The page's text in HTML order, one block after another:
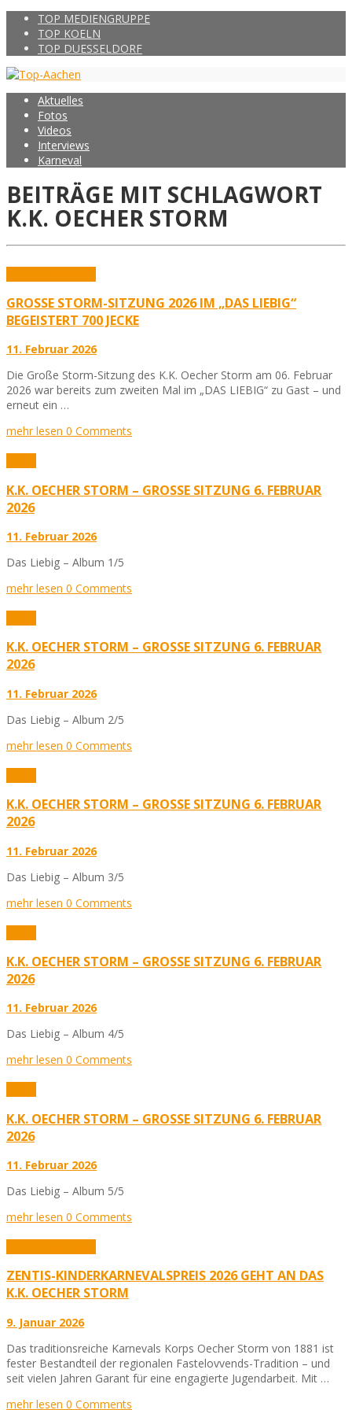
TOP MEDIENGRUPPE
TOP KOELN
TOP DUESSELDORF
Aktuelles
Fotos
Videos
Interviews
Karneval
BEITRÄGE MIT SCHLAGWORT
K.K. OECHER STORM
GROSSE STORM-SITZUNG 2026 IM „DAS LIEBIG“ B
EGEISTERT 700 JECKE
11. Februar 2026
Die Große Storm-Sitzung des K.K. Oecher Storm am 06. Februar
2026 war bereits zum zweiten Mal im „DAS LIEBIG“ zu Gast – und
erneut ein …
mehr lesen 0 Comments
K.K. OECHER STORM – GROSSE SITZUNG 6. FEBRUAR 2
026
11. Februar 2026
Das Liebig – Album 1/5
mehr lesen 0 Comments
K.K. OECHER STORM – GROSSE SITZUNG 6. FEBRUAR 2
026
11. Februar 2026
Das Liebig – Album 2/5
mehr lesen 0 Comments
K.K. OECHER STORM – GROSSE SITZUNG 6. FEBRUAR 2
026
11. Februar 2026
Das Liebig – Album 3/5
mehr lesen 0 Comments
K.K. OECHER STORM – GROSSE SITZUNG 6. FEBRUAR 2
026
11. Februar 2026
Das Liebig – Album 4/5
mehr lesen 0 Comments
K.K. OECHER STORM – GROSSE SITZUNG 6. FEBRUAR 2
026
11. Februar 2026
Das Liebig – Album 5/5
mehr lesen 0 Comments
ZENTIS-KINDERKARNEVALSPREIS 2026 GEHT AN DAS
K.K. OECHER STORM
9. Januar 2026
Das traditionsreiche Karnevals Korps Oecher Storm von 1881 ist
fester Bestandteil der regionalen Fastelovvends-Tradition – und
seit vielen Jahren Garant für eine engagierte Jugendarbeit. Mit …
mehr lesen 0 Comments